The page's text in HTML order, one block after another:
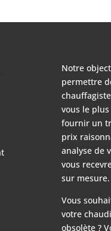
Notre
permettre
vous le
fournir un
prix
analyse de
vous
sur mesure.
Vous
votre
obsolète ?